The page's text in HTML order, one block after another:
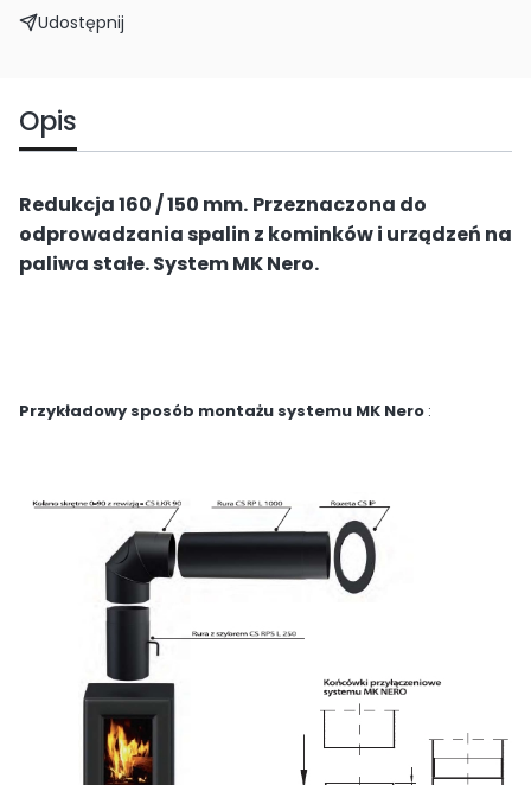
Udostępnij
Opis
Redukcja 160 / 150 mm. Przeznaczona do
odprowadzania spalin z kominków i urządzeń na
paliwa stałe. System MK Nero.
Przykładowy sposób montażu systemu MK Nero :